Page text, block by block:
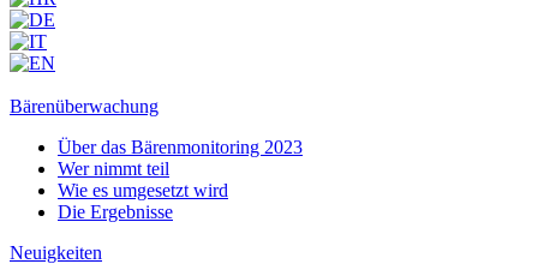
Bärenüberwachung
Über das Bärenmonitoring 2023
Wer nimmt teil
Wie es umgesetzt wird
Die Ergebnisse
Neuigkeiten